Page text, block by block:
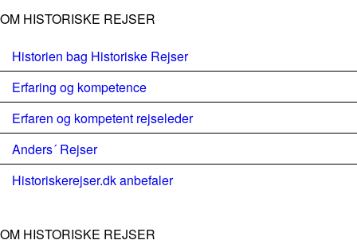
OM HISTORISKE REJSER
Historien bag Historiske Rejser
Erfaring og kompetence
Erfaren og kompetent rejseleder
Anders´ Rejser
Historiskerejser.dk anbefaler
OM HISTORISKE REJSER